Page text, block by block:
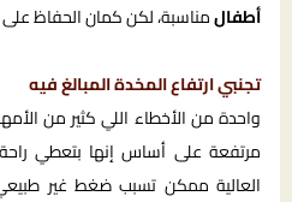
أطفالمناسبة، لكن كمان الحفاظ
تجنبي ارتفاع المخدة المبالغ فيه
واحدة من الأخطاء اللي كثير من
مرتفعة على أساس إنها بتعطي
العالية ممكن تسبب ضغط غير